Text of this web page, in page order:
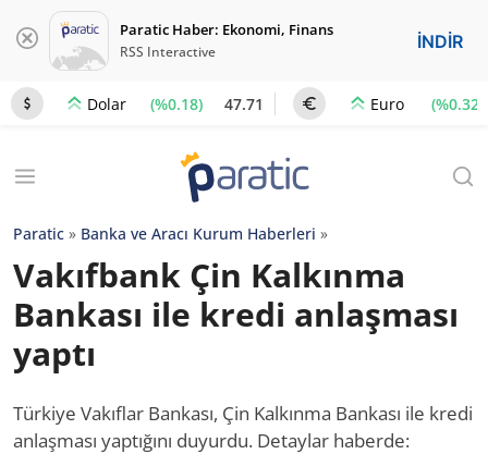
Paratic Haber: Ekonomi, Finans
RSS Interactive İNDİR
Dolar (%0.18) 47.71 Euro (%0.32)
Paratic » Banka ve Aracı Kurum Haberleri »
Vakıfbank Çin Kalkınma
Bankası ile kredi anlaşması
yaptı
Türkiye Vakıflar Bankası, Çin Kalkınma Bankası ile kredi
anlaşması yaptığını duyurdu. Detaylar haberde: